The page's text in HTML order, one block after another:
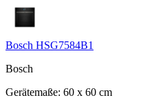
Bosch HSG7584B1
Bosch
Gerätemaße: 60 x 60 cm